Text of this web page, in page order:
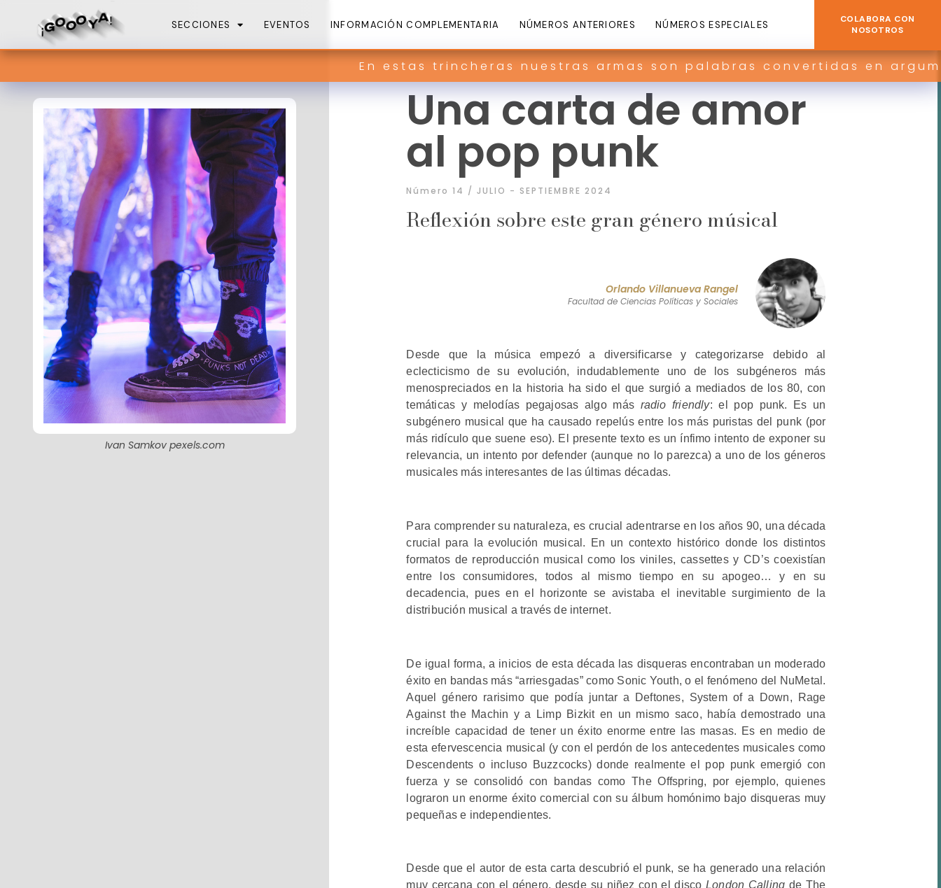
SECCIONES EVENTOS INFORMACIÓN COMPLEMENTARIA NÚMEROS ANTERIORES NÚMEROS ESPECIALES
COLABORA CON
NOSOTROS
En estas trincheras nuestras armas son palabras convertidas en argumentos y
Ivan Samkov pexels.com
Una carta de amor
al pop punk
Número 14 / JULIO - SEPTIEMBRE 2024
Reflexión sobre este gran género músical
Orlando Villanueva Rangel
Facultad de Ciencias Políticas y Sociales
Desde que la música empezó a diversificarse y categorizarse debido al
eclecticismo de su evolución, indudablemente uno de los subgéneros más
menospreciados en la historia ha sido el que surgió a mediados de los 80, con
temáticas y melodías pegajosas algo más radio friendly: el pop punk. Es un
subgénero musical que ha causado repelús entre los más puristas del punk (por
más ridículo que suene eso). El presente texto es un ínfimo intento de exponer su
relevancia, un intento por defender (aunque no lo parezca) a uno de los géneros
musicales más interesantes de las últimas décadas.
Para comprender su naturaleza, es crucial adentrarse en los años 90, una década
crucial para la evolución musical. En un contexto histórico donde los distintos
formatos de reproducción musical como los viniles, cassettes y CD’s coexistían
entre los consumidores, todos al mismo tiempo en su apogeo… y en su
decadencia, pues en el horizonte se avistaba el inevitable surgimiento de la
distribución musical a través de internet.
De igual forma, a inicios de esta década las disqueras encontraban un moderado
éxito en bandas más “arriesgadas” como Sonic Youth, o el fenómeno del NuMetal.
Aquel género rarisimo que podía juntar a Deftones, System of a Down, Rage
Against the Machin y a Limp Bizkit en un mismo saco, había demostrado una
increíble capacidad de tener un éxito enorme entre las masas. Es en medio de
esta efervescencia musical (y con el perdón de los antecedentes musicales como
Descendents o incluso Buzzcocks) donde realmente el pop punk emergió con
fuerza y se consolidó con bandas como The Offspring, por ejemplo, quienes
lograron un enorme éxito comercial con su álbum homónimo bajo disqueras muy
pequeñas e independientes.
Desde que el autor de esta carta descubrió el punk, se ha generado una relación
muy cercana con el género, desde su niñez con el discoLondon Calling de The